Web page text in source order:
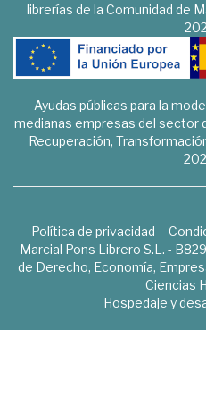
librerías de la Comunidad de
Ayudas públicas para la
medianas empresas del sector
Recuperación,
Política de privacidad
Marcial Pons Librero S.L. -
de Derecho, Economía,
Ciencias
Hospedaje y